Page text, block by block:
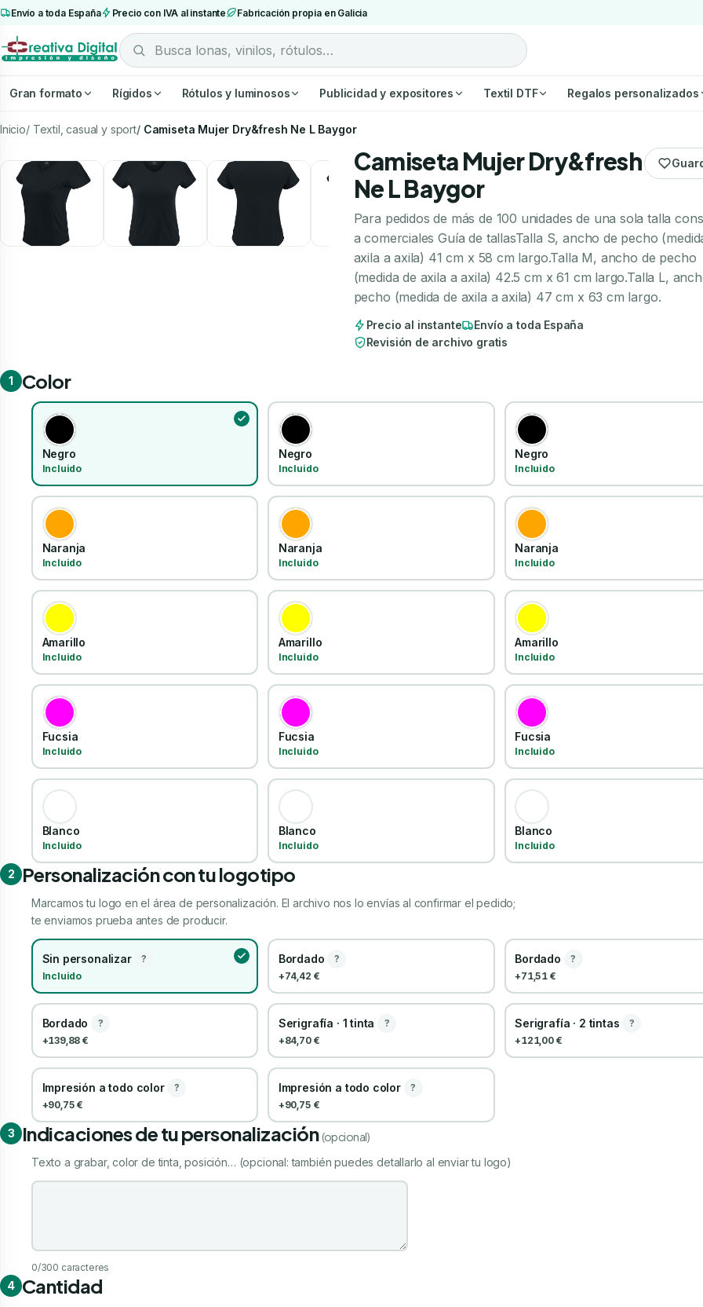
Envío a toda España Precio con IVA al instante Fabricación propia en Galicia
Gran formato Rígidos Rótulos y luminosos Publicidad y expositores Textil DTF Regalos personalizados
Inicio Textil, casual y sport Camiseta Mujer Dry&fresh Ne L Baygor
Camiseta Mujer Dry&fresh
Ne L Baygor
Para pedidos de más de 100 unidades de una sola talla
a comerciales Guía de tallasTalla S, ancho de pecho
axila a axila) 41 cm x 58 cm largo.Talla M, ancho de pecho
(medida de axila a axila) 42.5 cm x 61 cm largo.Talla L,
pecho (medida de axila a axila) 47 cm x 63 cm largo.
Precio al instante
Envío a toda España
Revisión de archivo gratis
1 Color
Negro
Incluido
Negro
Incluido
Negro
Incluido
Naranja
Incluido
Naranja
Incluido
Naranja
Incluido
Amarillo
Incluido
Amarillo
Incluido
Amarillo
Incluido
Fucsia
Incluido
Fucsia
Incluido
Fucsia
Incluido
Blanco
Incluido
Blanco
Incluido
Blanco
Incluido
2 Personalización con tu logotipo
Marcamos tu logo en el área de personalización. El archivo nos lo envías al confirmar el pedido;
te enviamos prueba antes de producir.
Sin personalizar
?
Incluido
Bordado
?
+74,42 €
Bordado
?
+71,51 €
Bordado
?
+139,88 €
Serigrafía · 1 tinta
?
+84,70 €
Serigrafía · 2 tintas
?
+121,00 €
Impresión a todo color
?
+90,75 €
Impresión a todo color
?
+90,75 €
3 Indicaciones de tu personalización (opcional)
Texto a grabar, color de tinta, posición… (opcional: también puedes detallarlo al enviar tu logo)
Indicaciones de tu personalización
0/300 caracteres
4 Cantidad